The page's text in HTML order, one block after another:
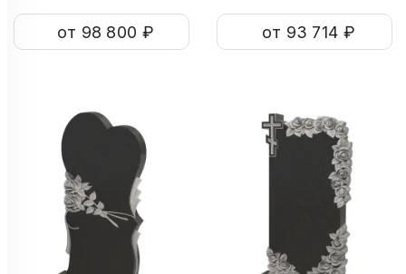
от 98 800 ₽ от 93 714 ₽